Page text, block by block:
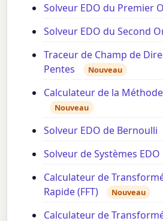
Solveur EDO du Premier
Solveur EDO du Second
Traceur de Champ de
Pentes
Nouveau
Calculateur de la
Nouveau
Solveur EDO de Bernoulli
Solveur de Systèmes EDO
Calculateur de
Rapide (FFT)
Nouveau
Calculateur de